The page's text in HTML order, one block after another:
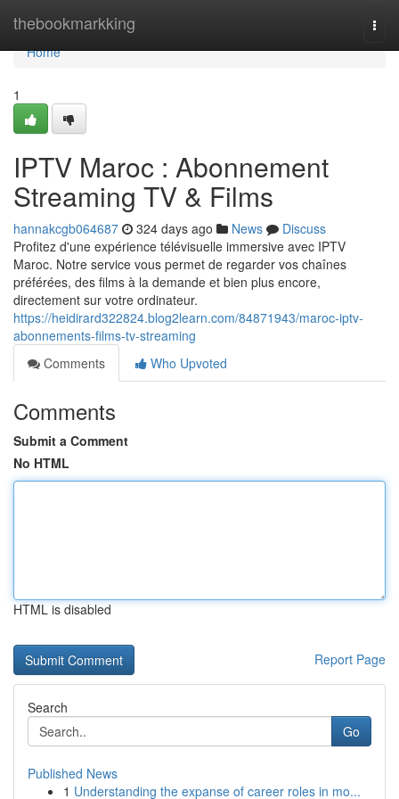
thebookmarkking
Home
Home
1
IPTV Maroc : Abonnement
Streaming TV & Films
hannakcgb064687 324 days ago News
Discuss
Profitez d'une expérience télévisuelle immersive avec IPTV
Maroc. Notre service vous permet de regarder vos chaînes
préférées, des films à la demande et bien plus encore,
directement sur votre ordinateur.
https://heidirard322824.blog2learn.com/84871943/maroc-iptv-
abonnements-films-tv-streaming
Comments
Who Upvoted
Comments
Submit a Comment
No HTML
HTML is disabled
Report Page
Search
Go
Published News
1 Understanding the expanse of career roles in mo...